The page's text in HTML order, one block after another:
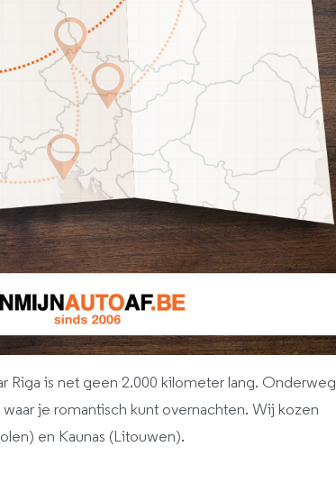
Riga is net geen 2.000 kilometer lang. Onderweg
je romantisch kunt overnachten. Wij kozen
en Kaunas (Litouwen).